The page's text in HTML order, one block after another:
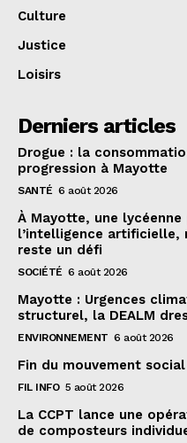
Culture
Justice
Loisirs
Derniers articles
Drogue : la
progression à Mayotte
SANTÉ 6 août 2026
À Mayotte, une
l’intelligence artificielle,
reste un défi
SOCIÉTÉ 6 août 2026
Mayotte : Urgences
structurel, la DEALM
ENVIRONNEMENT 6 août 2026
Fin du mouvement social
FIL INFO 5 août 2026
La CCPT lance une
de composteurs